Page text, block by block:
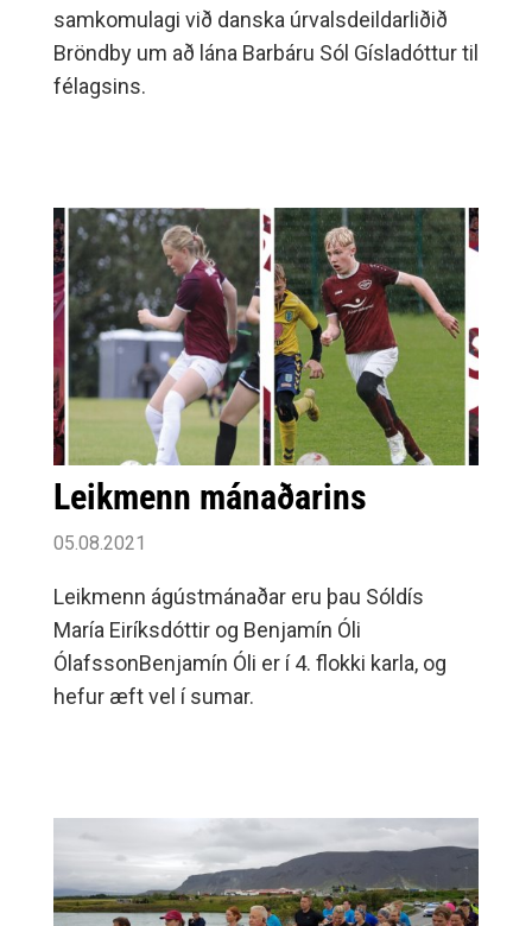
samkomulagi við danska úrvalsdeildarliðið
Bröndby um að lána Barbáru Sól Gísladóttur til
félagsins.
Leikmenn mánaðarins
05.08.2021
Leikmenn ágústmánaðar eru þau Sóldís
María Eiríksdóttir og Benjamín Óli
ÓlafssonBenjamín Óli er í 4. flokki karla, og
hefur æft vel í sumar.